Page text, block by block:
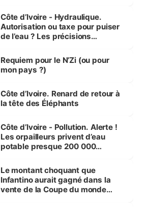
Côte d’Ivoire - Hydraulique.
Autorisation ou taxe pour puiser
de l’eau ? Les précisions
Requiem pour le N’Zi (ou pour
mon pays ?)
Côte d’Ivoire. Renard de retour à
la tête des Éléphants
Côte d’Ivoire - Pollution. Alerte !
Les orpailleurs privent d’eau
potable presque 200 000
Le montant choquant que
Infantino aurait gagné dans la
vente de la Coupe du monde